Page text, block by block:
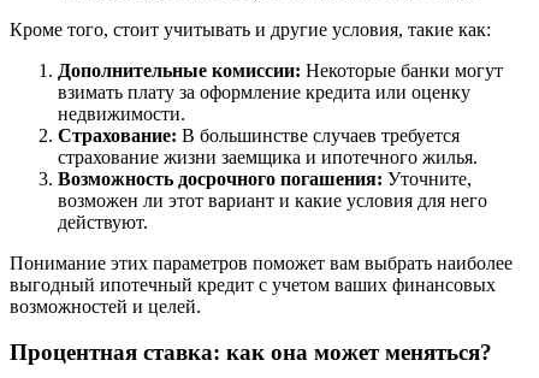
Кроме того, стоит учитывать и другие условия, такие как:
Дополнительные комиссии: Некоторые банки могут
взимать плату за оформление кредита или оценку
недвижимости.
Страхование: В большинстве случаев требуется
страхование жизни заемщика и ипотечного жилья.
Возможность досрочного погашения: Уточните,
возможен ли этот вариант и какие условия для него
действуют.
Понимание этих параметров поможет вам выбрать наиболее
выгодный ипотечный кредит с учетом ваших финансовых
возможностей и целей.
Процентная ставка: как она может меняться?